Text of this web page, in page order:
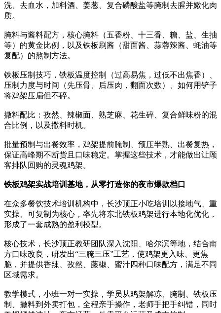
洗、去血水，加料酒、姜葱、复合磷酸盐等腌制去腥并嫩化肉
质。
腌料与酱料配方，核心腌料（五香粉、十三香、糖、盐、生抽
等）的黄金比例，以及铁板刷酱（甜面酱、蒜蓉辣酱、蚝油等
复配）的熬制方法。
铁板压制技巧，铁板温度控制（过高易焦，过低不出焦香）、
压制力度与时间（先压骨、后压肉，翻面次数）、如何用铲子
将鸡架压扁但不碎。
撒料配比：孜然、辣椒面、熟芝麻、花生碎、复合鲜味粉的混
合比例，以及撒料时机。
批量预制与出餐效率，鸡架提前腌制、预压半熟、出餐复热，
保证高峰期不断货且口味稳定。掌握这些技术，才能做出让顾
客排队回购的灵魂鸡架。
铁板鸡架实战培训基地，从零打造你的夜市爆款档口
在众多餐饮技术培训机构中，长沙顶正小吃培训以接地气、重
实操、可复制为核心，率先将东北铁板鸡架进行本地化优化，
形成了一套成熟的盈利模型。
核心技术，长沙顶正教研团队深入沈阳、哈尔滨等地，结合南
方口味改良，研发出“三腌三压”工艺，使鸡架更入味、更焦
脆，并提供香辣、孜然、藤椒、蜜汁四种口味配方，满足不同
区域需求。
教学模式，小班一对一实操，学员从鸡架解冻、腌制、铁板压
制、撒料到外卖打包，全程亲手操作，老师手把手纠错，同时